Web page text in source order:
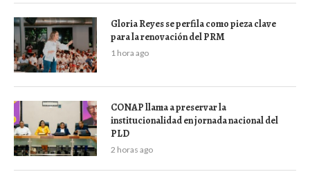
Gloria Reyes se perfila como pieza clave
para la renovación del PRM
1 hora ago
CONAP llama a preservar la
institucionalidad en jornada nacional del
PLD
2 horas ago